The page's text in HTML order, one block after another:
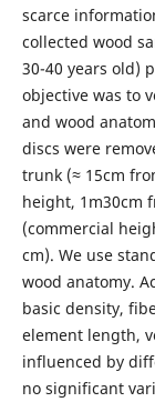
scarce
collected wood
30-40 years old)
objective was to
and wood
discs were
trunk (≈ 15cm
height, 1m30cm
(commercial
cm). We use
wood anatomy.
basic density,
element length,
influenced by
no significant